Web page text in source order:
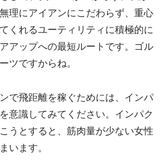
理にアイアンにこだわらず、重心
くれるユーティリティに積極的に
アップへの最短ルートです。ゴル
ツですからね。
で飛距離を稼ぐためには、インパ
意識してみてください。インパク
うとすると、筋肉量が少ない女性
います。